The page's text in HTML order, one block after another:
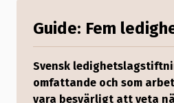
Guide: Fem
Svensk
omfattande och som
vara besvärligt att veta